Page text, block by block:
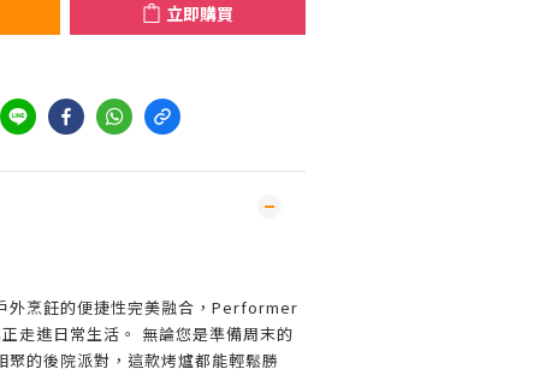
立即購買
外烹飪的便捷性完美融合，Performer
走進日常生活。 無論您是準備周末的
聚的後院派對，這款烤爐都能輕鬆勝